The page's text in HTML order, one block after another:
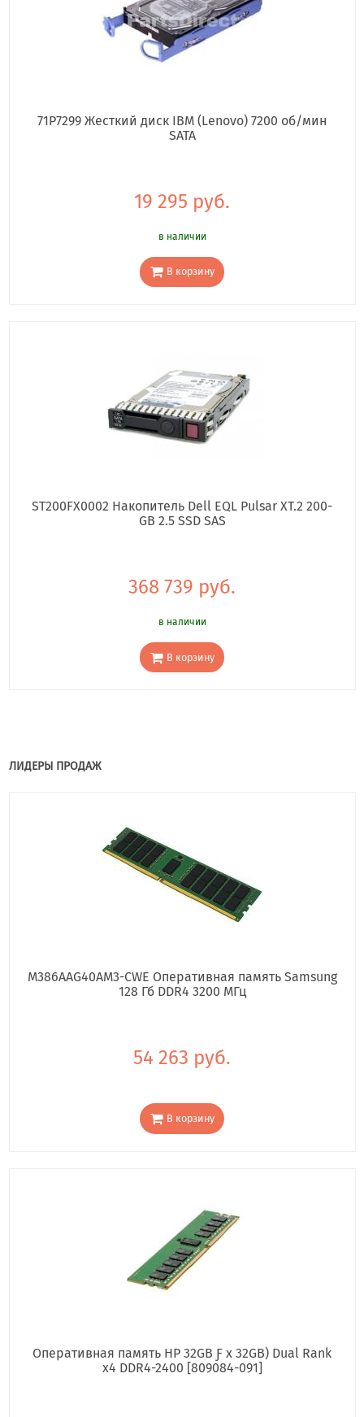
71P7299 Жесткий диск IBM (Lenovo) 7200 об/мин
SATA
19 295 руб.
в наличии
В корзину
ST200FX0002 Накопитель Dell EQL Pulsar XT.2 200-
GB 2.5 SSD SAS
368 739 руб.
в наличии
В корзину
ЛИДЕРЫ ПРОДАЖ
M386AAG40AM3-CWE Оперативная память Samsung
128 Гб DDR4 3200 МГц
54 263 руб.
В корзину
Оперативная память HP 32GB Ƒ x 32GB) Dual Rank
x4 DDR4-2400 [809084-091]